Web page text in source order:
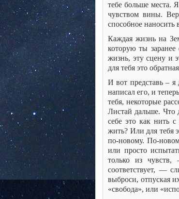
тебе больше места.
чувством вины.
способное наносить
Каждая жизнь на
которую ты
жизнь, эту сцену и
для тебя это
И вот представь –
написал его, и
тебя, некоторые
Листай дальше. Что
себе это как нить
жить? Или для тебя
по-новому. По-
или просто
только из
соответствует, —
выброси, отпуская
«свобода», или